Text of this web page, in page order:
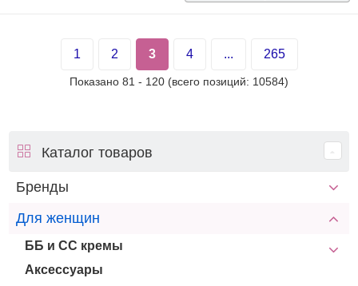
1 2 3 4 ... 265
Показано 81 - 120 (всего позиций: 10584)
Каталог товаров
Бренды
Для женщин
ББ и СС кремы
Аксессуары